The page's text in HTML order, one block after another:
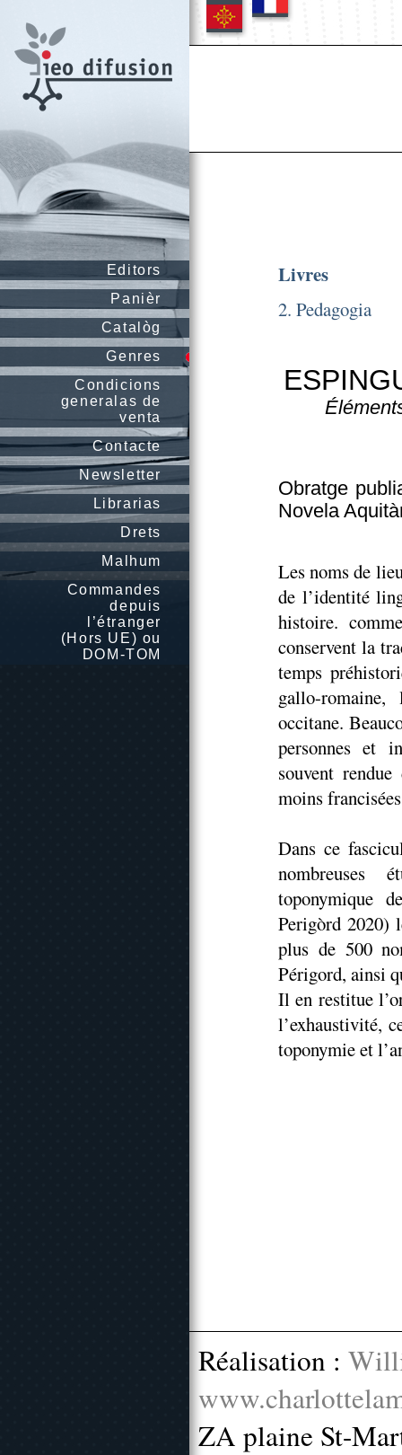
Editors
Panièr
Catalòg
Genres
Condicions
generalas de
venta
Contacte
Newsletter
Librarias
Drets
Malhum
Commandes
depuis
l’étranger
(Hors UE) ou
DOM-TOM
Livres
2. Pedagogia
Obratge
Novela
Les noms de
de l’identité
histoire.
conservent la
temps
gallo-
occitane.
personnes et
souvent
moins
Dans ce
nombreuses
toponymique
Perigòrd 2020)
plus de 500
Périgord, ainsi
Il en restitue
l’exhaustivité,
toponymie et
Réalisation :
ZA plaine St-